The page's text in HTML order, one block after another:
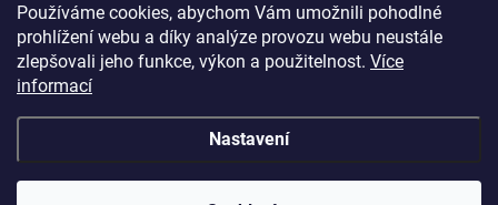
Používáme cookies, abychom Vám umožnili pohodlné
prohlížení webu a díky analýze provozu webu neustále
zlepšovali jeho funkce, výkon a použitelnost. Více
informací
Nastavení
FACEBOOK
Copyright 2026DMC style. Všechna práva vyhrazena.Upravit nastavení